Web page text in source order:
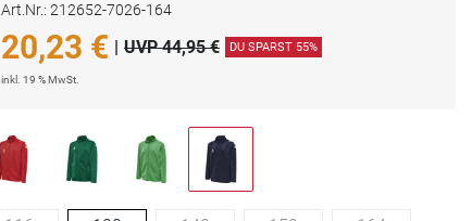
Art.Nr.: 212652-7026-164
20,23 € | UVP 44,95 € DU SPARST 55%
inkl. 19 % MwSt.